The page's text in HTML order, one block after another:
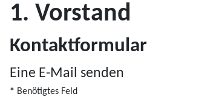
1. Vorstand
Kontaktformular
Eine E-Mail senden
* Benötigtes Feld